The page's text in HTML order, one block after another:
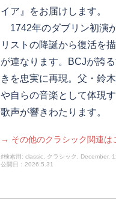
イア』をお届けします。
1742年のダブリン初演
リストの降誕から復活を
が連なります。BCJが誇
きを忠実に再現。父・鈴
や自らの音楽として体現
歌声が響きわたります。
→ その他のクラシック関連は
♯検索用: classic, クラシック, December,
公開日：2026.5.31